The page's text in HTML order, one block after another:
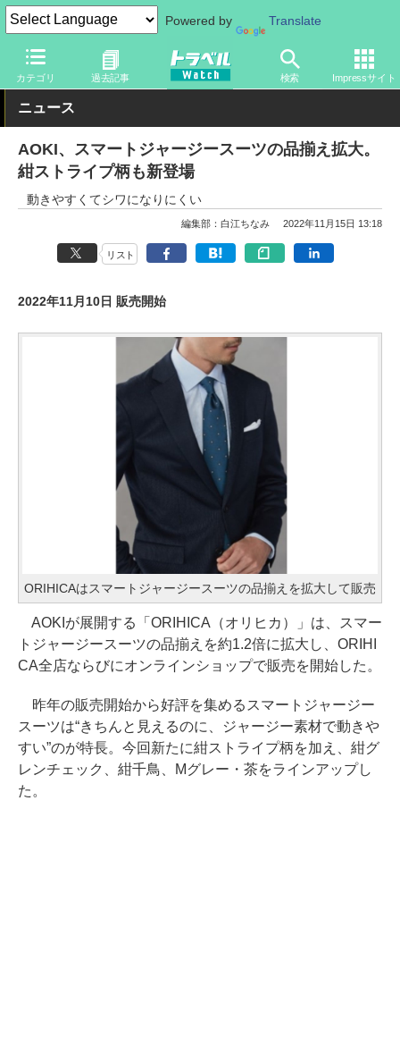
Powered by Translate
カテゴリ 過去記事 検索 Impressサイト
トラベル Watch 旅のアイテム 旅行グッズ 衣類
ニュース
AOKI、スマートジャージースーツの品揃え拡大。
紺ストライプ柄も新登場
動きやすくてシワになりにくい
編集部：白江ちなみ 2022年11月15日 13:18
リスト
2022年11月10日 販売開始
ORIHICAはスマートジャージースーツの品揃えを拡大して販売
AOKIが展開する「ORIHICA（オリヒカ）」は、スマー
トジャージースーツの品揃えを約1.2倍に拡大し、ORIHI
CA全店ならびにオンラインショップで販売を開始した。
昨年の販売開始から好評を集めるスマートジャージー
スーツは“きちんと見えるのに、ジャージー素材で動きや
すい”のが特長。今回新たに紺ストライプ柄を加え、紺グ
レンチェック、紺千鳥、Mグレー・茶をラインアップし
た。